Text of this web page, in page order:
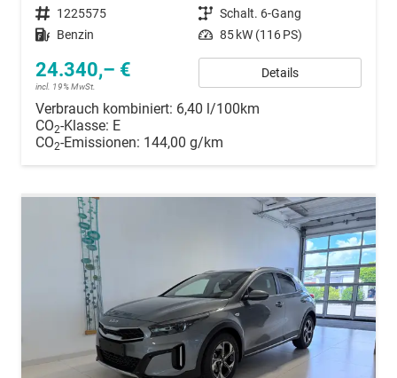
Fahrzeugnummer 1225575 Getriebe Schalt. 6-Gang
Kraftstoff Benzin Leistung 85 kW (116 PS)
24.340,– €
incl. 19% MwSt.
Details
Verbrauch kombiniert: 6,40 l/100km
CO2-Klasse: E
CO2-Emissionen: 144,00 g/km